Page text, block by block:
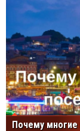
Почему